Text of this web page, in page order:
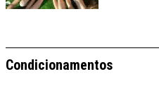
Condicionamentos